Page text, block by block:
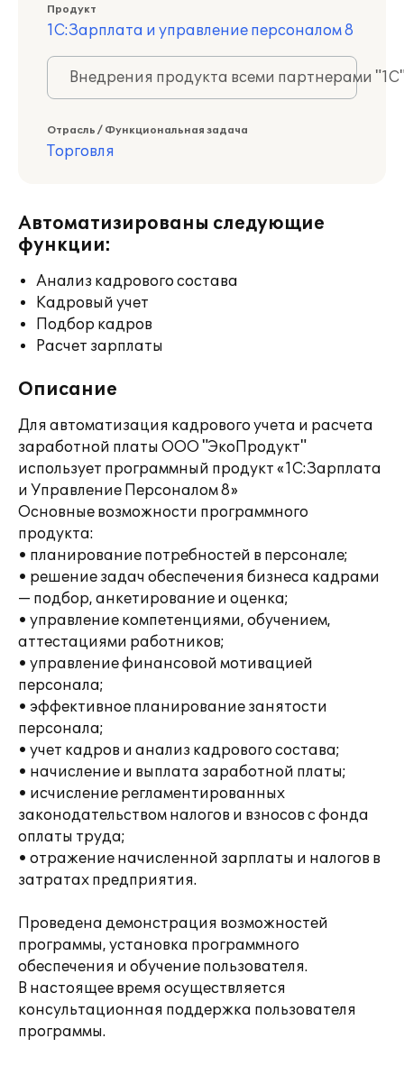
Продукт
1С:Зарплата и управление персоналом 8
Внедрения продукта всеми партнерами
Отрасль / Функциональная задача
Торговля
Автоматизированы следующие
функции:
Анализ кадрового состава
Кадровый учет
Подбор кадров
Расчет зарплаты
Описание
Для автоматизация кадрового учета и расчета
заработной платы ООО "ЭкоПродукт"
использует программный продукт «1С:Зарплата
и Управление Персоналом 8»
Основные возможности программного
продукта:
• планирование потребностей в персонале;
• решение задач обеспечения бизнеса кадрами
— подбор, анкетирование и оценка;
• управление компетенциями, обучением,
аттестациями работников;
• управление финансовой мотивацией
персонала;
• эффективное планирование занятости
персонала;
• учет кадров и анализ кадрового состава;
• начисление и выплата заработной платы;
• исчисление регламентированных
законодательством налогов и взносов с фонда
оплаты труда;
• отражение начисленной зарплаты и налогов в
затратах предприятия.
Проведена демонстрация возможностей
программы, установка программного
обеспечения и обучение пользователя.
В настоящее время осуществляется
консультационная поддержка пользователя
программы.